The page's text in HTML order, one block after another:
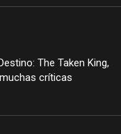
The Taken King,
críticas